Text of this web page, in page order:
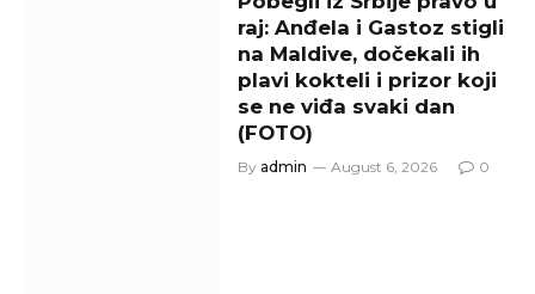
raj: Anđela i Gastoz stigli
na Maldive, dočekali ih
plavi kokteli i prizor koji
se ne viđa svaki dan
(FOTO)
By admin August 6, 2026 0